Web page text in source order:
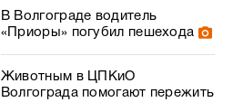
В Волгограде водитель
«Приоры» погубил пешехода
Животным в ЦПКиО
Волгограда помогают пережить